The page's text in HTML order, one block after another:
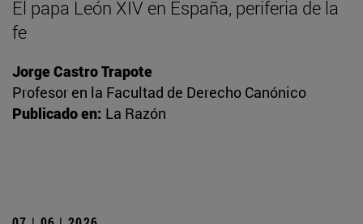
El papa León XIV en España, periferia de la
fe
Jorge Castro Trapote
Profesor en la Facultad de Derecho Canónico
Publicado en: La Razón